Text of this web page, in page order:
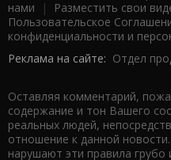
нами | Разместить свои
Пользовательское
конфиденциальности и
Реклама на сайте: Отдел
Оставляя комментарий,
содержание и тон Вашего
реальных людей,
отношение к данной
нарушают эти правила грубо